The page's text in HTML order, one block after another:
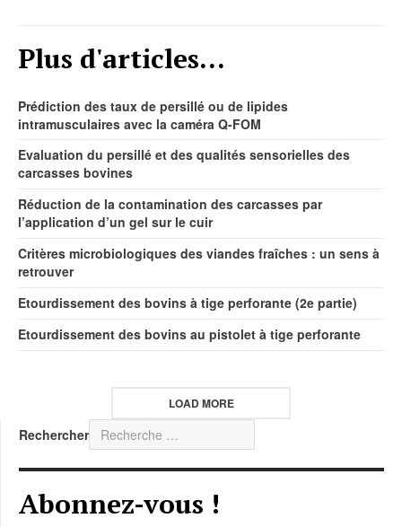
Plus d'articles...
Prédiction des taux de persillé ou de lipides
intramusculaires avec la caméra Q-FOM
Evaluation du persillé et des qualités sensorielles des
carcasses bovines
Réduction de la contamination des carcasses par
l’application d’un gel sur le cuir
Critères microbiologiques des viandes fraîches : un sens à
retrouver
Etourdissement des bovins à tige perforante (2e partie)
Etourdissement des bovins au pistolet à tige perforante
LOAD MORE
Rechercher
Abonnez-vous !